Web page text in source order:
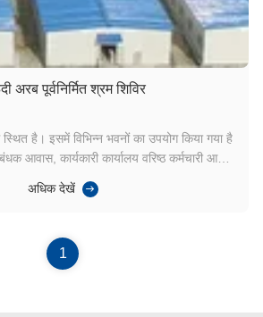
अरब पूर्वनिर्मित श्रम शिविर
है। इसमें विभिन्न भवनों का उपयोग किया गया है
आवास, कार्यकारी कार्यालय वरिष्ठ कर्मचारी आवास,
हाउस, स्टील स्ट्रक्चर बिल्डिंग। शिविर का कुल
अधिक देखें
1